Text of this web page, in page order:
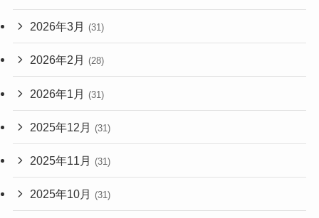
2026年3月 (31)
2026年2月 (28)
2026年1月 (31)
2025年12月 (31)
2025年11月 (31)
2025年10月 (31)